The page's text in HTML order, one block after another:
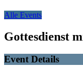
Alle Events
Gottesdienst
Event Details